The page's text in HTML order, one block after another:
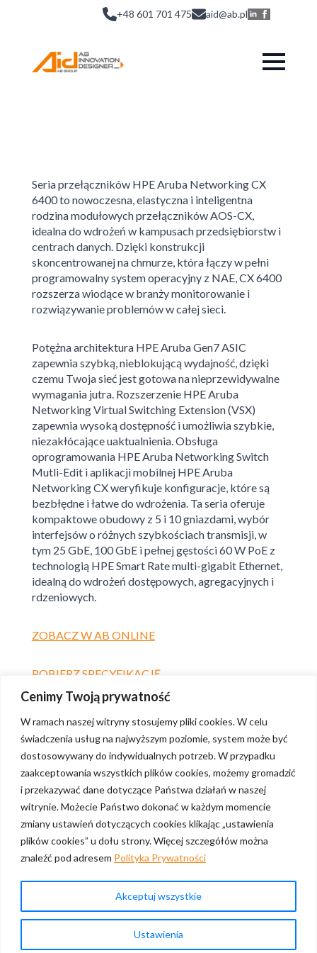
Cenimy Twoją prywatność
W ramach naszej witryny stosujemy pliki cookies. W celu
świadczenia usług na najwyższym poziomie, system może być
dostosowywany do indywidualnych potrzeb. W przypadku
zaakceptowania wszystkich plików cookies, możemy gromadzić
i przekazywać dane dotyczące Państwa działań w naszej
witrynie. Możecie Państwo dokonać w każdym momencie
zmiany ustawień dotyczących cookies klikając „ustawienia
plików cookies” u dołu strony. Więcej szczegółów można
znaleźć pod adresem Polityka Prywatności
Ustawienia
Akceptuj wszystkie
+48 601 701 475 aid@ab.pl
Seria przełączników HPE Aruba Networking CX
6400 to nowoczesna, elastyczna i inteligentna
rodzina modułowych przełączników AOS-CX,
idealna do wdrożeń w kampusach przedsiębiorstw i
centrach danych. Dzięki konstrukcji
skoncentrowanej na chmurze, która łączy w pełni
programowalny system operacyjny z NAE, CX 6400
rozszerza wiodące w branży monitorowanie i
rozwiązywanie problemów w całej sieci.
Potężna architektura HPE Aruba Gen7 ASIC
zapewnia szybką, nieblokującą wydajność, dzięki
czemu Twoja sieć jest gotowa na nieprzewidywalne
wymagania jutra. Rozszerzenie HPE Aruba
Networking Virtual Switching Extension (VSX)
zapewnia wysoką dostępność i umożliwia szybkie,
niezakłócające uaktualnienia. Obsługa
oprogramowania HPE Aruba Networking Switch
Mutli-Edit i aplikacji mobilnej HPE Aruba
Networking CX weryfikuje konfiguracje, które są
bezbłędne i łatwe do wdrożenia. Ta seria oferuje
kompaktowe obudowy z 5 i 10 gniazdami, wybór
interfejsów o różnych szybkościach transmisji, w
tym 25 GbE, 100 GbE i pełnej gęstości 60 W PoE z
technologią HPE Smart Rate multi-gigabit Ethernet,
idealną do wdrożeń dostępowych, agregacyjnych i
rdzeniowych.
ZOBACZ W AB ONLINE
POBIERZ SPECYFIKACJĘ
Skontaktuj się